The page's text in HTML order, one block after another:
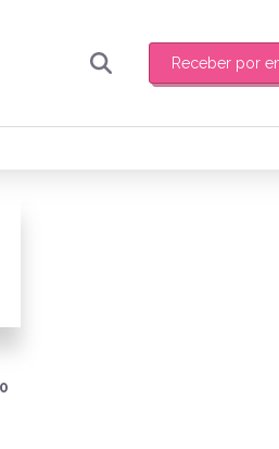
Receber por
sexta-feira de manhã o resumo
novidades